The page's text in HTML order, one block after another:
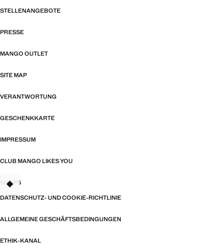
STELLENANGEBOTE
PRESSE
MANGO OUTLET
SITE MAP
VERANTWORTUNG
GESCHENKKARTE
IMPRESSUM
CLUB MANGO LIKES YOU
SHOPS
DATENSCHUTZ- UND COOKIE-RICHTLINIE
ALLGEMEINE GESCHÄFTSBEDINGUNGEN
ETHIK-KANAL